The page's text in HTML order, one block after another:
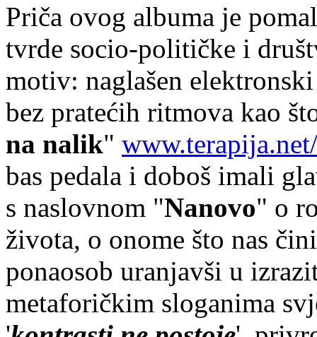
Priča ovog albuma je
tvrde socio-političke i
motiv: naglašen
bez pratećih ritmova kao
na nalik"
bas pedala i doboš imali
s naslovnom "Nanovo" o
života, o onome što nas
ponaosob uranjavši u
metaforičkim sloganima